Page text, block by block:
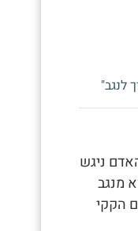
לנגב"
ניגש
מנגב
הקקי